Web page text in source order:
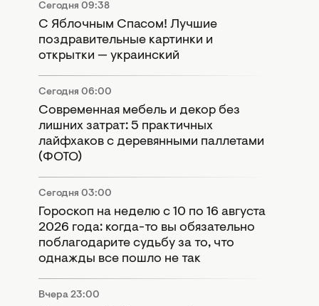
Сегодня 09:38
С Яблочным Спасом! Лучшие
поздравительные картинки и
открытки — украинский
Сегодня 06:00
Современная мебель и декор без
лишних затрат: 5 практичных
лайфхаков с деревянными паллетами
(ФОТО)
Сегодня 03:00
Гороскоп на неделю с 10 по 16 августа
2026 года: когда-то вы обязательно
поблагодарите судьбу за то, что
однажды все пошло не так
Вчера 23:00